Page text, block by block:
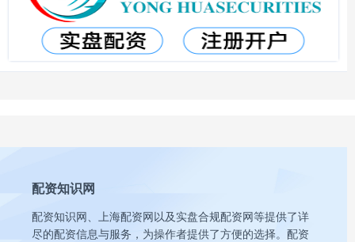
配资知识网
配资知识网、上海配资网以及实盘合规配资网等提供了详
尽的配资信息与服务，为操作者提供了方便的选择。配资